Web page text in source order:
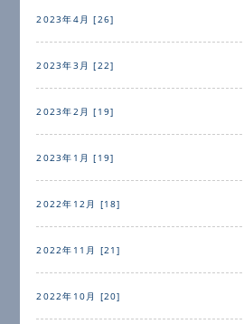
2023年4月 [26]
2023年3月 [22]
2023年2月 [19]
2023年1月 [19]
2022年12月 [18]
2022年11月 [21]
2022年10月 [20]